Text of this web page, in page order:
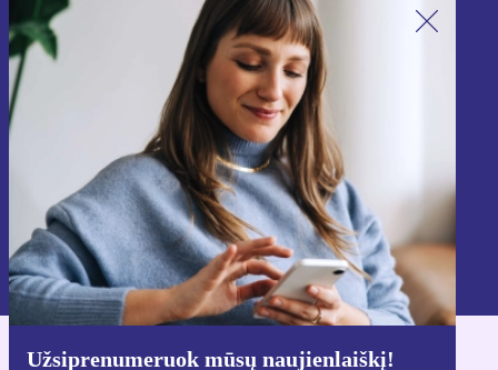
Užsiprenumeruok mūsų naujienlaiškį!
Užsiprenumeruok mūsų naujienlaiškį!
Nebepraleisk nė vieno pasiūlymo.
Registruokitės
Informaciją apie asmens duomenų naudojimą rasi mūsų
Privatumo politikoje.
Atsisiųsti refurbed programėlę